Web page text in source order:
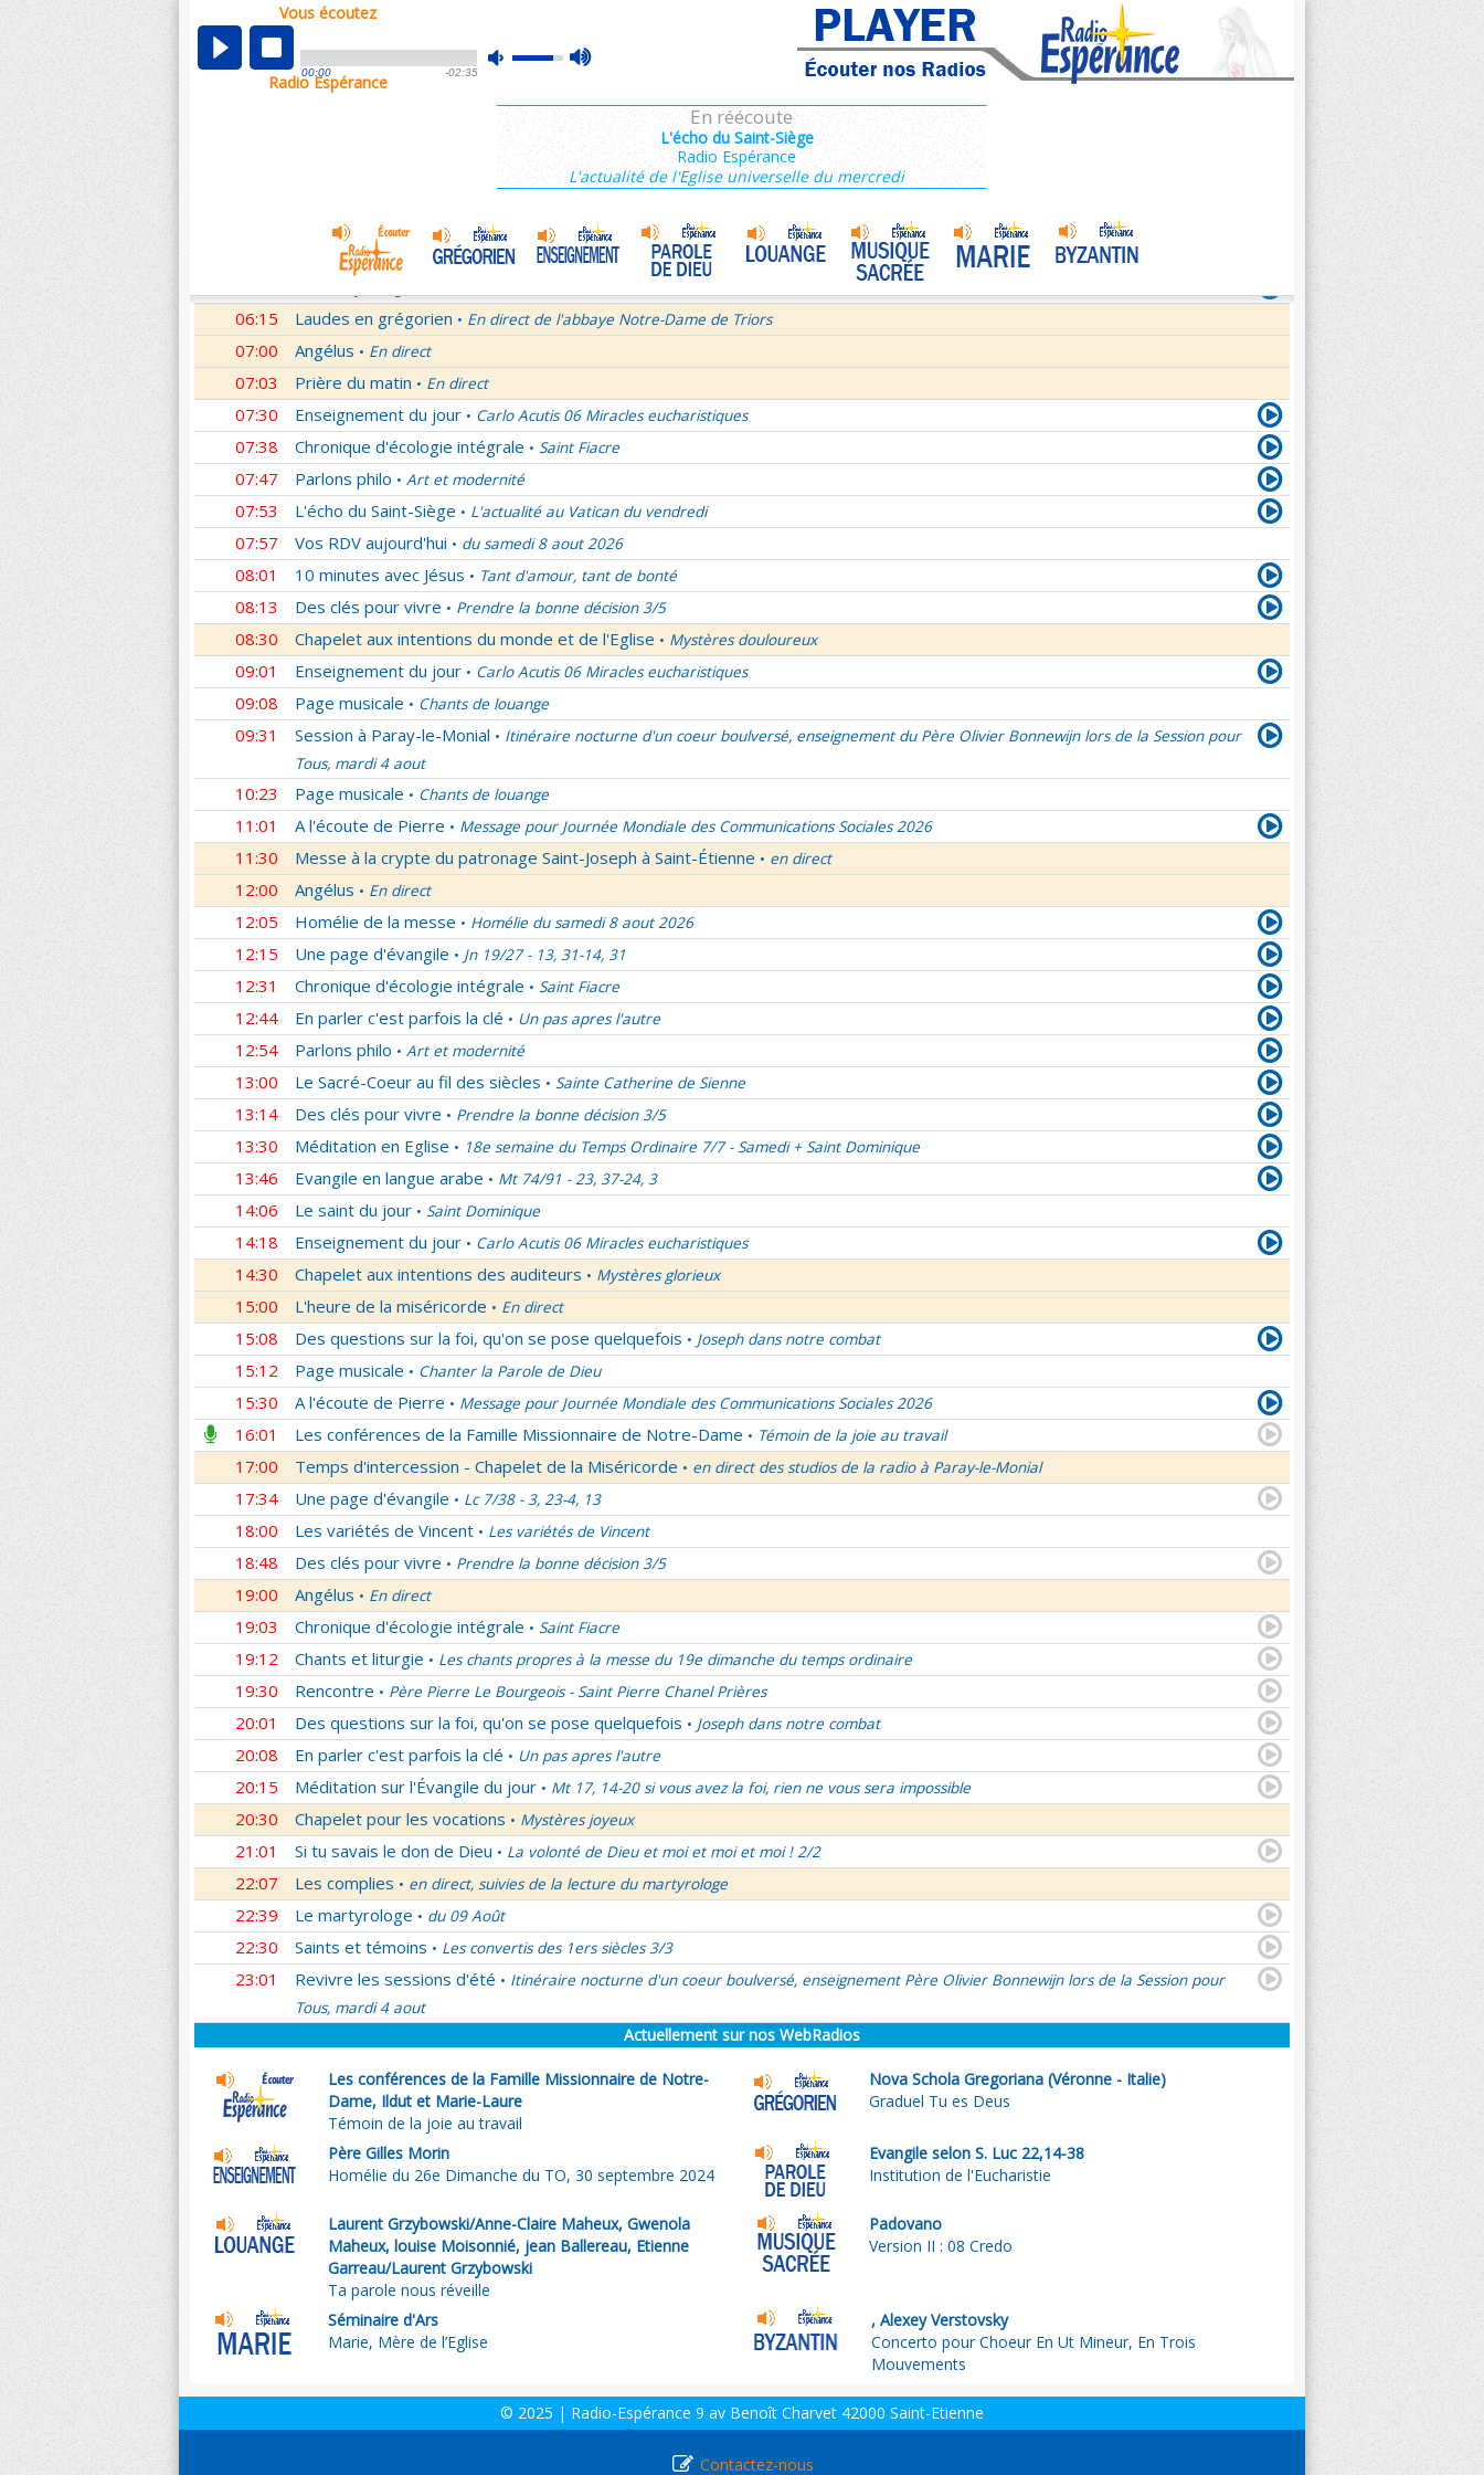
Vous écoutez
mute
max
00:00 -02:35
Radio Espérance
En réécoute
L'écho du Saint-Siège
Radio Espérance
L'actualité de l'Eglise universelle du mercredi
00:02
01:00 Hymne acathiste à la Mère de Dieu • Prière mariale de tradition byzantine
01:48 Méditation en Eglise
Les conférences de la Famille Missionnaire de Notre-Dame • La joie dans 3 textes de l'Église
Lettres aux Ephésiens et Philemon
• La volonté de Dieu et moi et moi et moi ! 1/2
A l'écoute de Pierre Message pour Journée Mondiale des Communications Sociales 2026
Rencontre • Père Pierre Le Bourgeois - Saint Pierre Chanel Prières
06:15 Laudes en grégorien • En direct de l'abbaye Notre-Dame de Triors
07:00 Angélus • En direct
07:03 Prière du matin • En direct
07:30 Enseignement du jour • Carlo Acutis 06 Miracles eucharistiques
07:38 Chronique d'écologie intégrale • Saint Fiacre
07:47 Parlons philo • Art et modernité
07:53 L'écho du Saint-Siège • L'actualité au Vatican du vendredi
07:57 Vos RDV aujourd'hui • du samedi 8 aout 2026
08:01 10 minutes avec Jésus • Tant d'amour, tant de bonté
08:13 Des clés pour vivre • Prendre la bonne décision 3/5
08:30 Chapelet aux intentions du monde et de l'Eglise • Mystères douloureux
09:01 Enseignement du jour • Carlo Acutis 06 Miracles eucharistiques
09:08 Page musicale • Chants de louange
09:31 Session à Paray-le-Monial • Itinéraire nocturne d'un coeur boulversé, enseignement du Père Olivier Bonnewijn lors de la Session pour
Tous, mardi 4 aout
10:23 Page musicale • Chants de louange
11:01 A l'écoute de Pierre • Message pour Journée Mondiale des Communications Sociales 2026
11:30 Messe à la crypte du patronage Saint-Joseph à Saint-Étienne • en direct
12:00 Angélus • En direct
12:05 Homélie de la messe • Homélie du samedi 8 aout 2026
12:15 Une page d'évangile • Jn 19/27 - 13, 31-14, 31
12:31 Chronique d'écologie intégrale • Saint Fiacre
12:44 En parler c'est parfois la clé • Un pas apres l'autre
12:54 Parlons philo • Art et modernité
13:00 Le Sacré-Coeur au fil des siècles • Sainte Catherine de Sienne
13:14 Des clés pour vivre • Prendre la bonne décision 3/5
13:30 Méditation en Eglise • 18e semaine du Temps Ordinaire 7/7 - Samedi + Saint Dominique
13:46 Evangile en langue arabe • Mt 74/91 - 23, 37-24, 3
14:06 Le saint du jour • Saint Dominique
14:18 Enseignement du jour • Carlo Acutis 06 Miracles eucharistiques
14:30 Chapelet aux intentions des auditeurs • Mystères glorieux
15:00 L'heure de la miséricorde • En direct
15:08 Des questions sur la foi, qu'on se pose quelquefois • Joseph dans notre combat
15:12 Page musicale • Chanter la Parole de Dieu
15:30 A l'écoute de Pierre • Message pour Journée Mondiale des Communications Sociales 2026
16:01 Les conférences de la Famille Missionnaire de Notre-Dame • Témoin de la joie au travail
17:00 Temps d'intercession - Chapelet de la Miséricorde • en direct des studios de la radio à Paray-le-Monial
17:34 Une page d'évangile • Lc 7/38 - 3, 23-4, 13
18:00 Les variétés de Vincent • Les variétés de Vincent
18:48 Des clés pour vivre • Prendre la bonne décision 3/5
19:00 Angélus • En direct
19:03 Chronique d'écologie intégrale • Saint Fiacre
19:12 Chants et liturgie • Les chants propres à la messe du 19e dimanche du temps ordinaire
19:30 Rencontre • Père Pierre Le Bourgeois - Saint Pierre Chanel Prières
20:01 Des questions sur la foi, qu'on se pose quelquefois • Joseph dans notre combat
20:08 En parler c'est parfois la clé • Un pas apres l'autre
20:15 Méditation sur l'Évangile du jour • Mt 17, 14-20 si vous avez la foi, rien ne vous sera impossible
20:30 Chapelet pour les vocations • Mystères joyeux
21:01 Si tu savais le don de Dieu • La volonté de Dieu et moi et moi et moi ! 2/2
22:07 Les complies • en direct, suivies de la lecture du martyrologe
22:39 Le martyrologe • du 09 Août
22:30 Saints et témoins • Les convertis des 1ers siècles 3/3
23:01 Revivre les sessions d'été • Itinéraire nocturne d'un coeur boulversé, enseignement Père Olivier Bonnewijn lors de la Session pour
Tous, mardi 4 aout
Actuellement sur nos WebRadios
Les conférences de la Famille Missionnaire de Notre-
Dame, Ildut et Marie-Laure
Témoin de la joie au travail
Nova Schola Gregoriana (Véronne - Italie)
Graduel Tu es Deus
Père Gilles Morin
Homélie du 26e Dimanche du TO, 30 septembre 2024
Evangile selon S. Luc 22,14-38
Institution de l'Eucharistie
Laurent Grzybowski/Anne-Claire Maheux, Gwenola
Maheux, louise Moisonnié, jean Ballereau, Etienne
Garreau/Laurent Grzybowski
Ta parole nous réveille
Padovano
Version II : 08 Credo
Séminaire d'Ars
Marie, Mère de l’Eglise
, Alexey Verstovsky
Concerto pour Choeur En Ut Mineur, En Trois
Mouvements
© 2025 | Radio-Espérance 9 av Benoît Charvet 42000 Saint-Etienne
Contactez-nous